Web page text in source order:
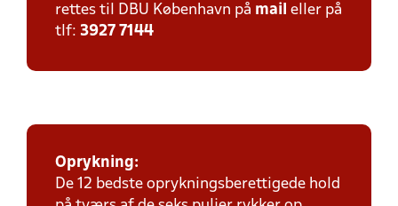
rettes til DBU København på mail eller på
tlf: 3927 7144
Oprykning:
De 12 bedste oprykningsberettigede hold